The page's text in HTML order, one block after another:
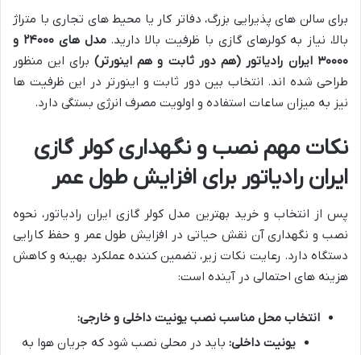
برای سالن های پذیرایی بزرگ، دفاتر کار یا محیط های تجاری با متراژ
بالا، نیاز به کولرهای گازی با ظرفیت بالا دارید.
مدل های ۲۴۰۰۰ و
۳۰۰۰۰ ایران رادیاتور (هم دور ثابت و هم اینورتر)
برای این منظور
طراحی شده اند. انتخاب بین دور ثابت و اینورتر در این ظرفیت ها
نیز به میزان ساعات استفاده و اولویت مصرف انرژی بستگی دارد.
نکات مهم نصب و نگهداری کولر گازی
ایران رادیاتور برای افزایش طول عمر
پس از انتخاب و خرید بهترین مدل کولر گازی ایران رادیاتور، نحوه
نصب و نگهداری آن نقش حیاتی در افزایش طول عمر و حفظ کارایی
دستگاه دارد. رعایت نکات زیر، تضمین کننده عملکرد بهینه و کاهش
هزینه های احتمالی در آینده است:
انتخاب محل مناسب نصب یونیت داخلی و خارجی:
یونیت داخلی: باید در محلی نصب شود که جریان هوا به